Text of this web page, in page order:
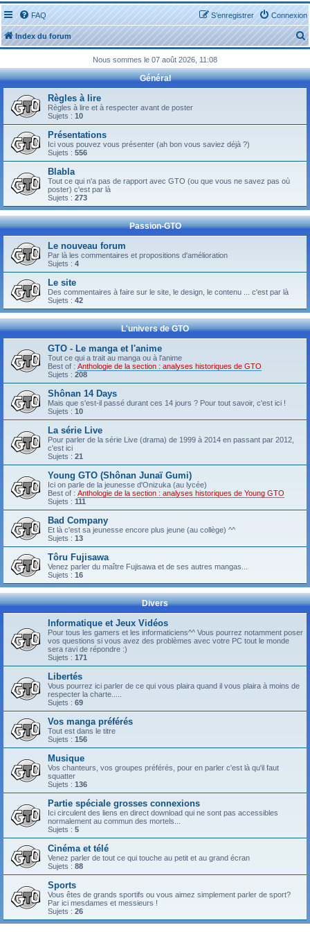
FAQ Connexion
S’enregistrer
Index du forum
e
c
Nous sommes le 07 août 2026, 11:08
Général
Règles à lire
Règles à lire et à respecter avant de poster
Sujets : 10
Présentations
Ici vous pouvez vous présenter (ah bon vous saviez déjà ?)
Sujets : 556
Blabla
Tout ce qui n'a pas de rapport avec GTO (ou que vous ne savez pas où
poster) c'est par là
Sujets : 273
Passion-GTO
Le nouveau forum
Par là les commentaires et propositions d'amélioration
Sujets : 4
Le site
Des commentaires à faire sur le site, le design, le contenu ... c'est par là
Sujets : 42
L'univers de GTO
GTO - Le manga et l'anime
Tout ce qui a trait au manga ou à l'anime
Best of : Anthologie de la section : analyses historiques de GTO
Sujets : 208
Shônan 14 Days
Mais que s'est-il passé durant ces 14 jours ? Pour tout savoir, c'est ici !
Sujets : 10
La série Live
Pour parler de la série Live (drama) de 1999 à 2014 en passant par 2012,
c'est ici
Sujets : 21
Young GTO (Shônan Junaï Gumi)
Ici on parle de la jeunesse d'Onizuka (au lycée)
Best of : Anthologie de la section : analyses historiques de Young GTO
Sujets : 111
Bad Company
Et là c'est sa jeunesse encore plus jeune (au collège) ^^
Sujets : 13
Tôru Fujisawa
Venez parler du maître Fujisawa et de ses autres mangas...
Sujets : 16
Divers
Informatique et Jeux Vidéos
Pour tous les gamers et les informaticiens^^ Vous pourrez notamment poser
vos questions si vous avez des problèmes avec votre PC tout le monde
sera ravi de répondre :)
Sujets : 171
Libertés
Vous pourrez ici parler de ce qui vous plaira quand il vous plaira à moins de
respecter la charte.....
Sujets : 69
Vos manga préférés
Tout est dans le titre
Sujets : 156
Musique
Vos chanteurs, vos groupes préférés, pour en parler c'est là qu'il faut
squatter
Sujets : 136
Partie spéciale grosses connexions
Ici circulent des liens en direct download qui ne sont pas accessibles
normalement au commun des mortels...
Sujets : 5
Cinéma et télé
Venez parler de tout ce qui touche au petit et au grand écran
Sujets : 88
Sports
Vous êtes de grands sportifs ou vous aimez simplement parler de sport?
Par ici mesdames et messieurs !
Sujets : 26